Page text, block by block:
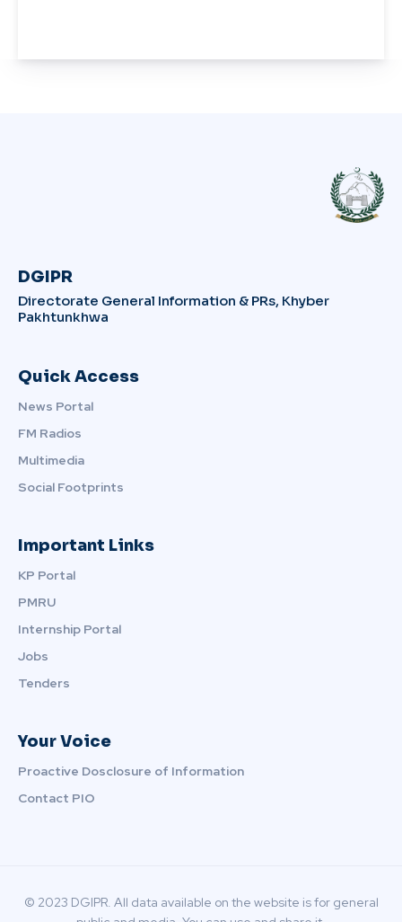
DGIPR
Directorate General Information & PRs, Khyber
Pakhtunkhwa
Quick Access
News Portal
FM Radios
Multimedia
Social Footprints
Important Links
KP Portal
PMRU
Internship Portal
Jobs
Tenders
Your Voice
Proactive Dosclosure of Information
Contact PIO
© 2023 DGIPR. All data available on the website is for general